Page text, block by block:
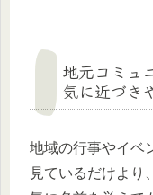
地元コミュ
気に近づき
地域の行事やイベ
見ているだけより